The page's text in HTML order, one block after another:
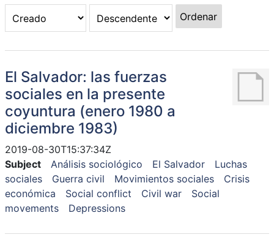
Ordenar
El Salvador: las fuerzas
sociales en la presente
coyuntura (enero 1980 a
diciembre 1983)
2019-08-30T15:37:34Z
Subject
Análisis sociológico El Salvador
Luchas
sociales
Guerra civil Movimientos sociales
Crisis
económica
Social conflict Civil war
Social
movements
Depressions